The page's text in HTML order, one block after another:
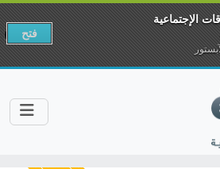
الإجتماعية
فتح